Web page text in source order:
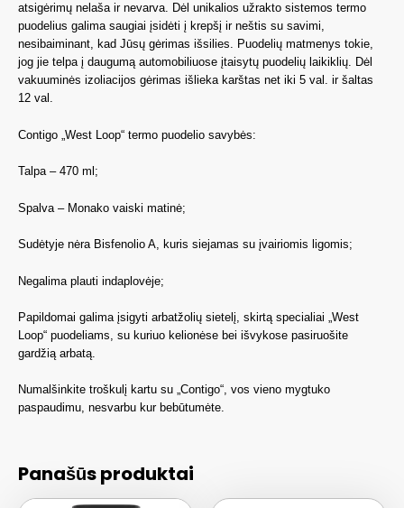
atsigėrimų nelaša ir nevarva. Dėl unikalios užrakto sistemos termo
puodelius galima saugiai įsidėti į krepšį ir neštis su savimi,
nesibaiminant, kad Jūsų gėrimas išsilies. Puodelių matmenys tokie,
jog jie telpa į daugumą automobiliuose įtaisytų puodelių laikiklių. Dėl
vakuuminės izoliacijos gėrimas išlieka karštas net iki 5 val. ir šaltas
12 val.
Contigo „West Loop“ termo puodelio savybės:
Talpa – 470 ml;
Spalva – Monako vaiski matinė;
Sudėtyje nėra Bisfenolio A, kuris siejamas su įvairiomis ligomis;
Negalima plauti indaplovėje;
Papildomai galima įsigyti arbatžolių sietelį, skirtą specialiai „West
Loop“ puodeliams, su kuriuo kelionėse bei išvykose pasiruošite
gardžią arbatą.
Numalšinkite troškulį kartu su „Contigo“, vos vieno mygtuko
paspaudimu, nesvarbu kur bebūtumėte.
Panašūs produktai